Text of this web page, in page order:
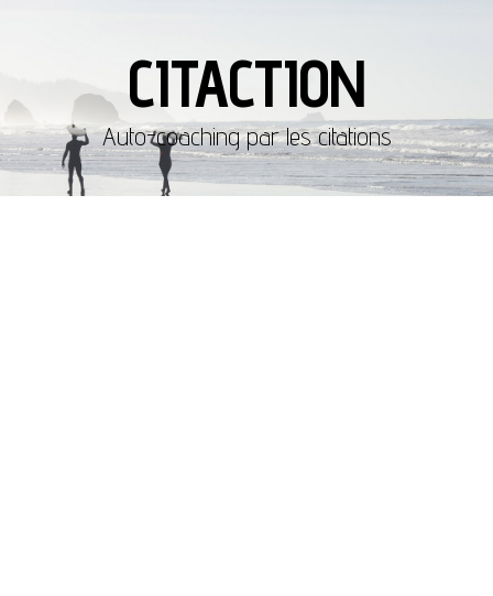
CITACTION
Auto-coaching par les citations